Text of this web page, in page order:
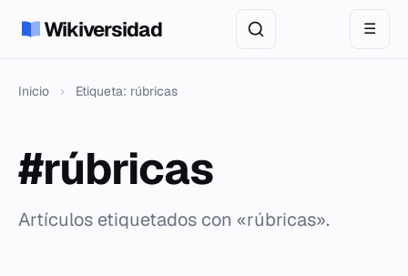
Wikiversidad ☰
Inicio › Etiqueta: rúbricas
#rúbricas
Artículos etiquetados con «rúbricas».